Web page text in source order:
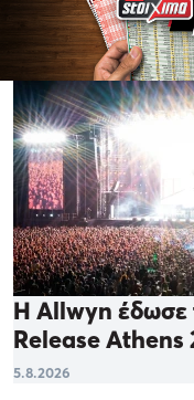
Η Allwyn έδωσε
Release Athens
5.8.2026